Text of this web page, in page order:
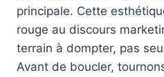
principale. Cette
rouge au discours
terrain à dompter, pas
Avant de boucler,